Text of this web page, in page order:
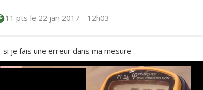
11 pts le 22 jan 2017 - 12h03
je fais une erreur dans ma mesure